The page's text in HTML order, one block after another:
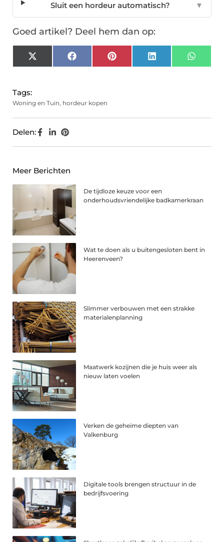
Sluit een hordeur automatisch? ▼
Goed artikel? Deel hem dan op:
X
(Twitter)
FacebookPinterest LinkedIn
Tags:
Woning en Tuin, hordeur kopen
Delen:
Meer Berichten
De tijdloze keuze voor een
onderhoudsvriendelijke badkamerkraan
Wat te doen als u buitengesloten bent in
Heerenveen?
Slimmer verbouwen met een strakke
materialenplanning
Maatwerk kozijnen die je huis weer als
nieuw laten voelen
Verken de geheime diepten van
Valkenburg
Digitale tools brengen structuur in de
bedrijfsvoering